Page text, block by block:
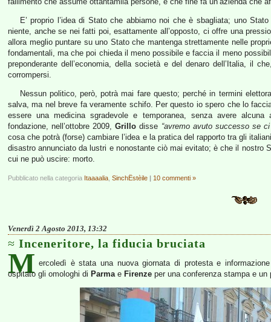
E’ proprio l’idea di Stato che abbiamo noi che è sbagliata; uno
niente, anche se nei fatti poi, esattamente all’opposto, ci offre una
allora meglio puntare su uno Stato che mantenga strettamente nelle
fondamentali, ma che poi chieda il meno possibile e faccia il meno
preponderante dell’economia, della società e del denaro dell’Italia, il
corrompersi.
Nessun politico, però, potrà mai fare questo; perché in termini
salva, ma nel breve fa veramente schifo. Per questo io spero che lo
essere una medicina sgradevole e temporanea, senza avere
fondazione, nell’ottobre 2009, Grillo disse “avremo avuto successo se
cosa che potrà (forse) cambiare l’idea e la pratica del rapporto tra gli
disastro annunciato da lustri e nonostante ciò mai evitato; è che il nostro
cui ne può uscire: morto.
Pubblicato nella categoria Itaaaalia SinchËstèile | 10 commenti »
Venerdì 2 Agosto 2013, 13:32
Inceneritore, la fiducia bruciata
M ercoledì è stata una nuova giornata di protesta e
ospitato gli omologhi di Parmae Firenze per una conferenza stampa e